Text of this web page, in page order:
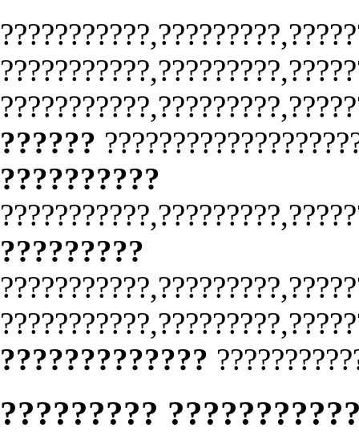
??????
??????????
?????????
?????????????
?????????